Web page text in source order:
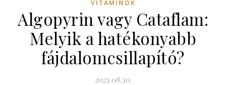
VITAMINOK
Algopyrin vagy Cataflam:
Melyik a hatékonyabb
fájdalomcsillapító?
2025.08.30.